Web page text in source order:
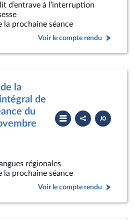
d’entrave à l’interruption
la prochaine séance
Voir le compte rendu
la
de
du
Partager
le
compte
Télécharger
le
PDF
régionales
la prochaine séance
Voir le compte rendu